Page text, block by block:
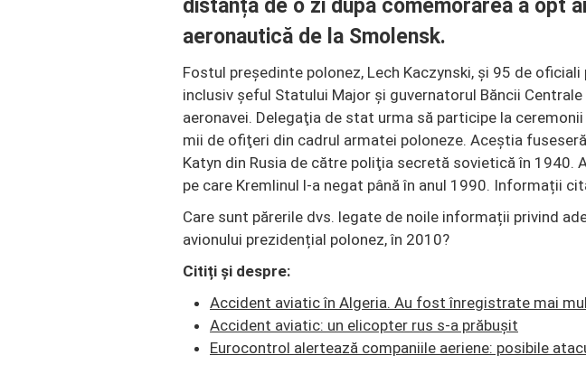
distanță de o zi după comemorarea a opt
aeronautică de la Smolensk.
Fostul președinte polonez, Lech Kaczynski, şi 95 de
inclusiv şeful Statului Major şi guvernatorul Băncii Centrale
aeronavei. Delegaţia de stat urma să participe la
mii de ofiţeri din cadrul armatei poloneze. Aceștia
Katyn din Rusia de către poliţia secretă sovietică în 1940.
pe care Kremlinul l-a negat până în anul 1990. Informații
Care sunt părerile dvs. legate de noile informații privind
avionului prezidențial polonez, în 2010?
Citiți și despre:
Accident aviatic în Algeria. Au fost înregistrate mai
Accident aviatic: un elicopter rus s-a prăbușit
Eurocontrol alertează companiile aeriene: posibile